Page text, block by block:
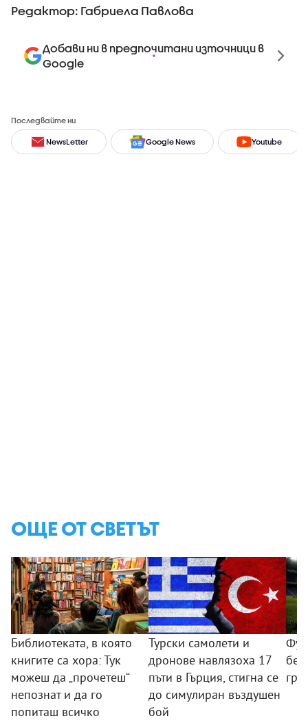
Редактор: Габриела Павлова
Добави ни в предпочитани източници в
Google
Последвайте ни
NewsLetter Google News Youtube
ОЩЕ ОТ СВЕТЪТ
Библиотеката, в която
книгите са хора: Тук
можеш да „прочетеш“
непознат и да го
попиташ всичко
Турски самолети и
дронове навлязоха 17
пъти в Гърция, стигна се
до симулиран въздушен
бой